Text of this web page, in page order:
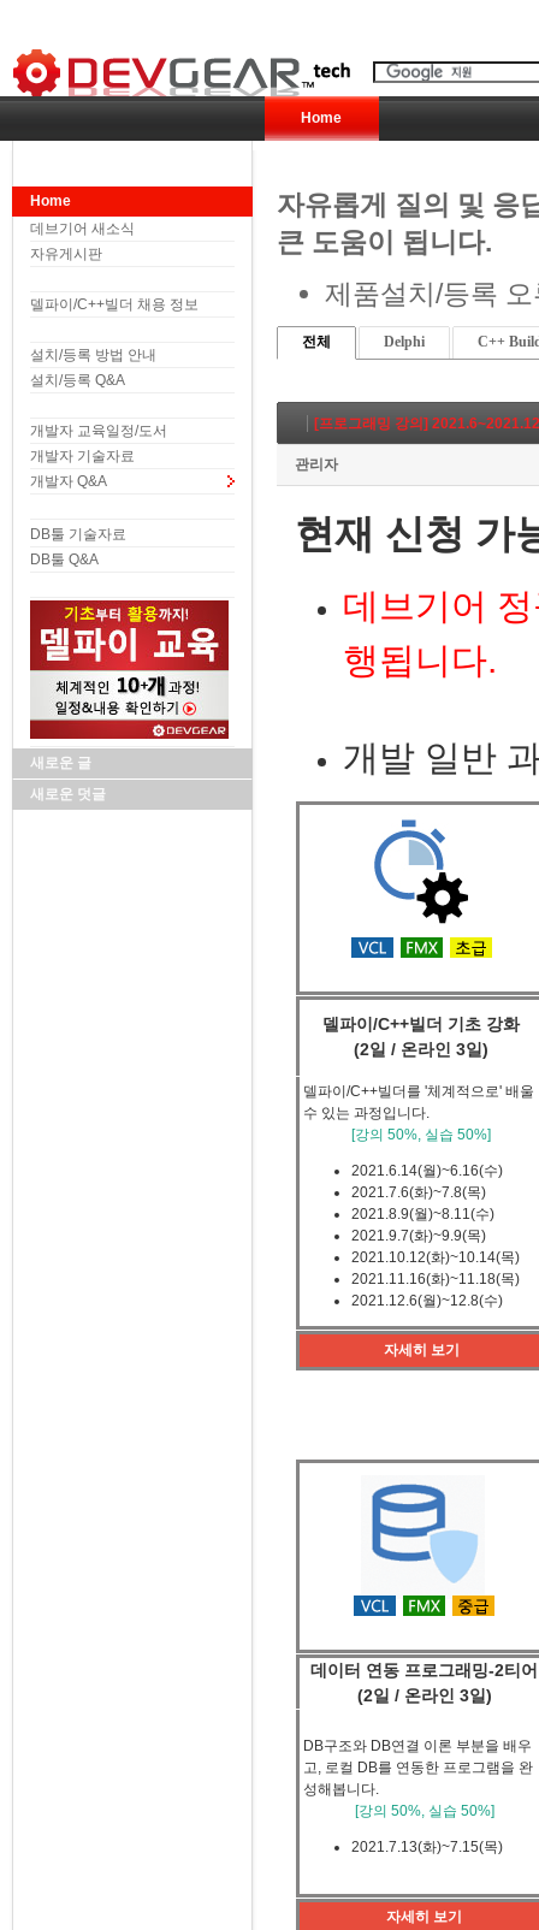
Home
Home
데브기어 새소식
자유게시판
델파이/C++빌더 채용 정보
설치/등록 방법 안내
설치/등록 Q&A
개발자 교육일정/도서
개발자 기술자료
개발자 Q&A
DB툴 기술자료
DB툴 Q&A
새로운 글
새로운 덧글
자유롭게 질의 및 응
큰 도움이 됩니다.
제품설치/등록
전체 Delphi C++
[프로그래밍 강의] 2021.6~2021.12
관리자
현재 신청 가
데브기어
행됩니다.
개발 일반
델파이/C++빌더 기초 강화
(2일 / 온라인 3일)
델파이/C++빌더를 '체계적으로' 배울
수 있는 과정입니다.
[강의 50%, 실습 50%]
2021.6.14(월)~6.16(수)
2021.7.6(화)~7.8(목)
2021.8.9(월)~8.11(수)
2021.9.7(화)~9.9(목)
2021.10.12(화)~10.14(목)
2021.11.16(화)~11.18(목)
2021.12.6(월)~12.8(수)
자세히 보기
데이터 연동 프로그래밍-2티
(2일 / 온라인 3일)
DB구조와 DB연결 이론 부분을 배우
고, 로컬 DB를 연동한 프로그램을 완
성해봅니다.
[강의 50%, 실습 50%]
2021.7.13(화)~7.15(목)
자세히 보기